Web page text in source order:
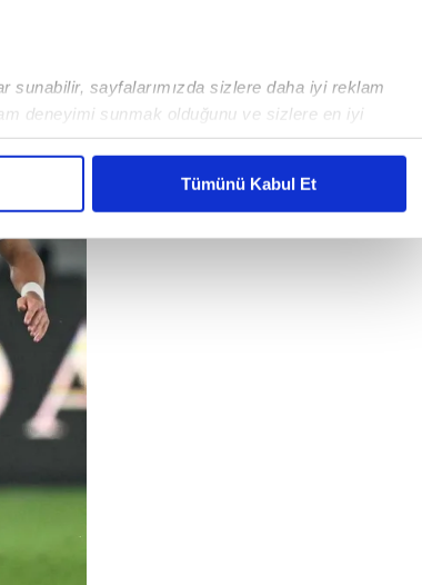
sayfalarımızda sizlere daha iyi reklam
deneyimi sunmak olduğunu ve sizlere en iyi
reklamların maliyetlerimizi karşılamak
üçüncü kişilere ait çerezler kullanılmaktadır. Bu
bilgi toplumu hizmetlerinin sunulması
ve kişiselleştirilmesi ve sizlere yönelik
dahilinde kullanılacaktır.
Çerezlere ilişkin detaylı bilgi için Ayarlar
Metnimizi okumak ve sitemizde ilgili
Tümünü Kabul Et